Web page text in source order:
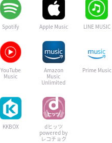
Spotify Apple Music LINE MUSIC
YouTube
Music
Amazon
Music
Unlimited
Prime Music
KKBOX
dヒッツ
powered by
レコチョク